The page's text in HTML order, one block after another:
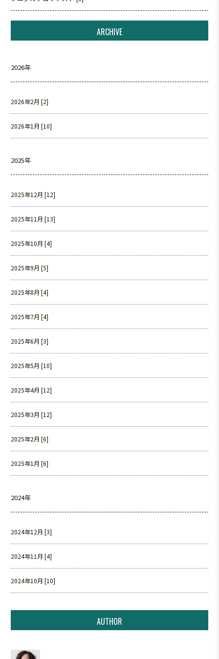
ARCHIVE
2026年
2026年2月 [2]
2026年1月 [10]
2025年
2025年12月 [12]
2025年11月 [13]
2025年10月 [4]
2025年9月 [5]
2025年8月 [4]
2025年7月 [4]
2025年6月 [3]
2025年5月 [10]
2025年4月 [12]
2025年3月 [12]
2025年2月 [6]
2025年1月 [6]
2024年
2024年12月 [3]
2024年11月 [4]
2024年10月 [10]
AUTHOR